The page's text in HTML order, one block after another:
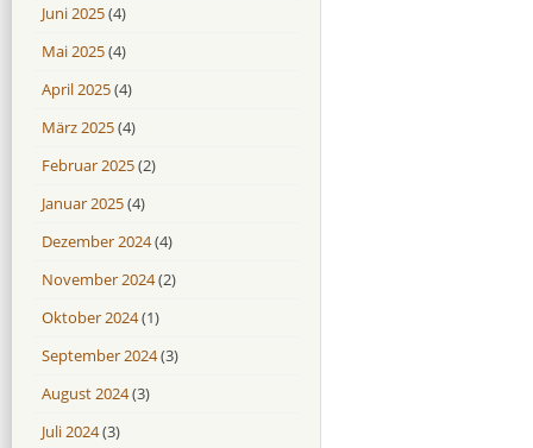
Juni 2025(4)
Mai 2025(4)
April 2025(4)
März 2025(4)
Februar 2025(2)
Januar 2025(4)
Dezember 2024(4)
November 2024(2)
Oktober 2024(1)
September 2024(3)
August 2024(3)
Juli 2024(3)